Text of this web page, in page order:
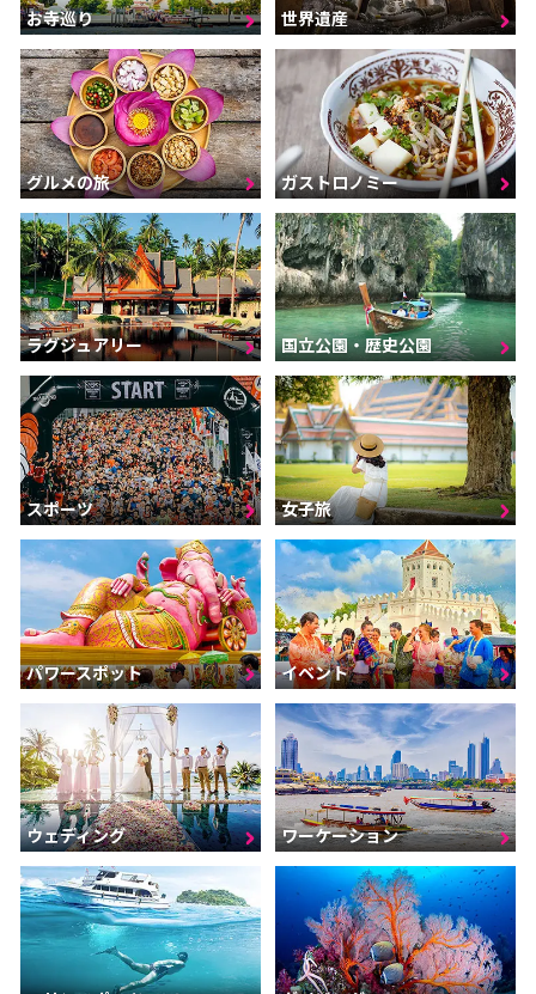
お寺巡り 世界遺産
グルメの旅 ガストロノミー
ラグジュアリー 国立公園・歴史公園
スポーツ 女子旅
パワースポット イベント
ウェディング ワーケーション